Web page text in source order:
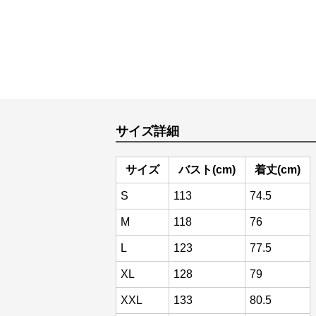
サイズ詳細
サイズ バスト(cm) 着丈(cm)
S 113 74.5
M 118 76
L 123 77.5
XL 128 79
XXL 133 80.5